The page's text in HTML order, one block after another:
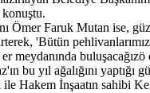
Ömer Faruk Mutan ise,
'Bütün
meydanında buluşacağızö
bu yıl ağalığını yaptığı
Hakem İnşaatın sahibi